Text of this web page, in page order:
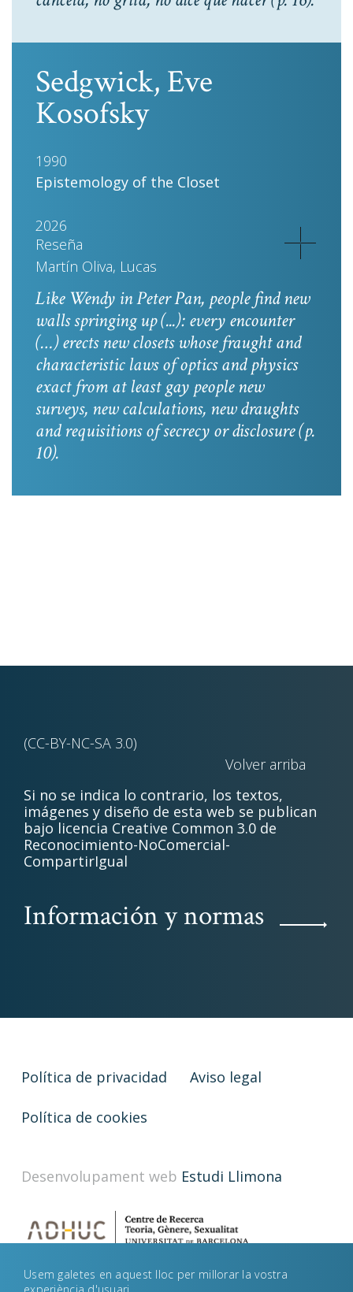
Sedgwick, Eve
Kosofsky
1990
Epistemology of the Closet
2026
Reseña
Martín Oliva, Lucas
Like Wendy inPeter Pan, people find new
walls springing up (...): every encounter
(…) erects new closets whose fraught and
characteristic laws of optics and physics
exact from at least gay people new
surveys, new calculations, new draughts
and requisitions of secrecy or disclosure(p.
10).
(CC-BY-NC-SA 3.0)
Volver arriba
Si no se indica lo contrario, los textos,
imágenes y diseño de esta web se publican
bajo licencia Creative Common 3.0 de
Reconocimiento-NoComercial-
CompartirIgual
Información y normas
Política de privacidad Aviso legal
Política de cookies
Desenvolupament web Estudi Llimona
Usem galetes en aquest lloc per millorar la vostra